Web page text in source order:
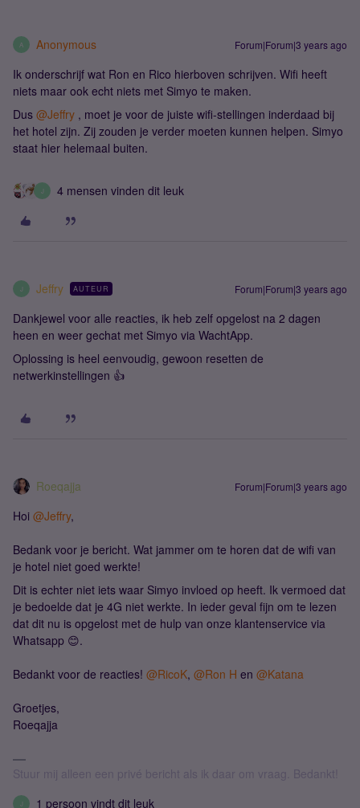
A Anonymous Forum|Forum|3 years ago
Ik onderschrijf wat Ron en Rico hierboven schrijven. Wifi heeft
niets maar ook echt niets met Simyo te maken.
Dus @Jeffry , moet je voor de juiste wifi-stellingen inderdaad bij
het hotel zijn. Zij zouden je verder moeten kunnen helpen. Simyo
staat hier helemaal buiten.
J 4 mensen vinden dit leuk
J Jeffry AUTEUR Forum|Forum|3 years ago
Dankjewel voor alle reacties, ik heb zelf opgelost na 2 dagen
heen en weer gechat met Simyo via WachtApp.
Oplossing is heel eenvoudig, gewoon resetten de
netwerkinstellingen 👍
Roeqajja Forum|Forum|3 years ago
Hoi @Jeffry,
Bedank voor je bericht. Wat jammer om te horen dat de wifi van
je hotel niet goed werkte!
Dit is echter niet iets waar Simyo invloed op heeft. Ik vermoed dat
je bedoelde dat je 4G niet werkte. In ieder geval fijn om te lezen
dat dit nu is opgelost met de hulp van onze klantenservice via
Whatsapp 😊.
Bedankt voor de reacties! @RicoK, @Ron H en @Katana
Groetjes,
Roeqajja
Stuur mij alleen een privé bericht als ik daar om vraag. Bedankt!
J 1 persoon vindt dit leuk